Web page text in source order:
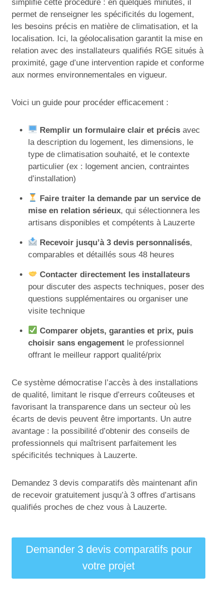
simplifie cette procédure : en quelques minutes, il
permet de renseigner les spécificités du logement,
les besoins précis en matière de climatisation, et la
localisation. Ici, la géolocalisation garantit la mise en
relation avec des installateurs qualifiés RGE situés à
proximité, gage d’une intervention rapide et conforme
aux normes environnementales en vigueur.
Voici un guide pour procéder efficacement :
Remplir un formulaire clair et précis avec
la description du logement, les dimensions, le
type de climatisation souhaité, et le contexte
particulier (ex : logement ancien, contraintes
d’installation)
Faire traiter la demande par un service de
mise en relation sérieux, qui sélectionnera les
artisans disponibles et compétents à Lauzerte
Recevoir jusqu’à 3 devis personnalisés,
comparables et détaillés sous 48 heures
Contacter directement les installateurs
pour discuter des aspects techniques, poser des
questions supplémentaires ou organiser une
visite technique
Comparer objets, garanties et prix, puis
choisir sans engagement le professionnel
offrant le meilleur rapport qualité/prix
Ce système démocratise l’accès à des installations
de qualité, limitant le risque d’erreurs coûteuses et
favorisant la transparence dans un secteur où les
écarts de devis peuvent être importants. Un autre
avantage : la possibilité d’obtenir des conseils de
professionnels qui maîtrisent parfaitement les
spécificités techniques à Lauzerte.
Demandez 3 devis comparatifs dès maintenant afin
de recevoir gratuitement jusqu’à 3 offres d’artisans
qualifiés proches de chez vous à Lauzerte.
Demander 3 devis comparatifs pour
votre projet